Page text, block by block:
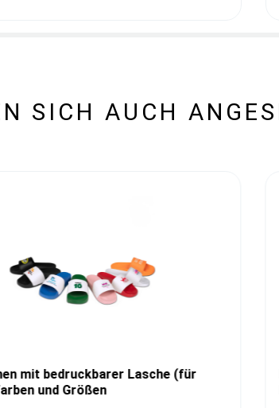
SICH AUCH
mit bedruckbarer Lasche (für
und Größen